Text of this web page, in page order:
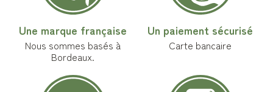
Une marque française
Nous sommes basés à
Bordeaux.
Un paiement sécurisé
Carte bancaire